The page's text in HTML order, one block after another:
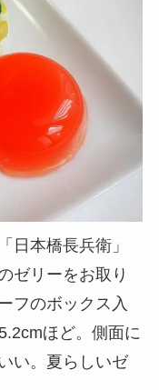
日本橋長兵衛」
ゼリーをお取り
フのボックス入
ほど。側面に
い。夏らしいゼ